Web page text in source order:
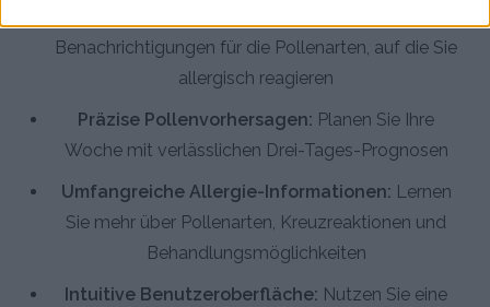
Benachrichtigungen für die Pollenarten, auf die Sie
allergisch reagieren
Präzise Pollenvorhersagen: Planen Sie Ihre
Woche mit verlässlichen Drei-Tages-Prognosen
Umfangreiche Allergie-Informationen: Lernen
Sie mehr über Pollenarten, Kreuzreaktionen und
Behandlungsmöglichkeiten
Intuitive Benutzeroberfläche: Nutzen Sie eine